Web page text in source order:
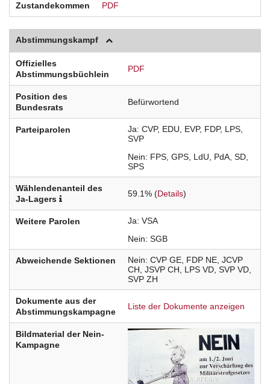
Zustandekommen PDF
Abstimmungskampf
Offizielles
Abstimmungsbüchlein
PDF
Position des
Bundesrats
Befürwortend
Parteiparolen Ja CVP EDU EVP FDP LPS
SVP
Nein
FPS GPS LdU PdA SD
SPS
Wählendenanteil des
Ja-Lagers
59.1% (Details)
Weitere Parolen Ja VSA
Nein SGB
Abweichende Sektionen Nein CVP GE FDP NE JCVP
CH JSVP CH LPS VD SVP VD
SVP ZH
Dokumente aus der
Abstimmungskampagne
Liste der Dokumente anzeigen
Bildmaterial der Nein-
Kampagne